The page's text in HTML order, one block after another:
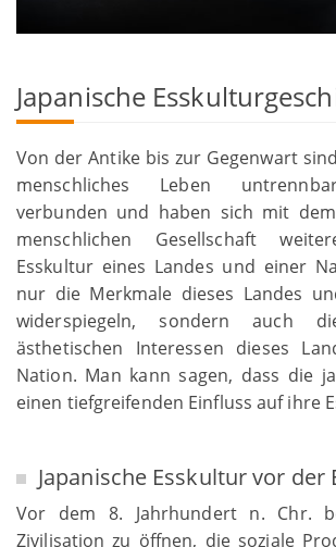
Japanische
Von der Antike bis zur Gegenwart
menschliches Leben
verbunden und haben sich mit
menschlichen Gesellschaft
Esskultur eines Landes und einer
nur die Merkmale dieses Landes
widerspiegeln, sondern auch
ästhetischen Interessen dieses
Nation. Man kann sagen, dass die
einen tiefgreifenden Einfluss auf ihre
Japanische Esskultur vor der
Vor dem 8. Jahrhundert n. Chr.
Zivilisation zu öffnen, die soziale